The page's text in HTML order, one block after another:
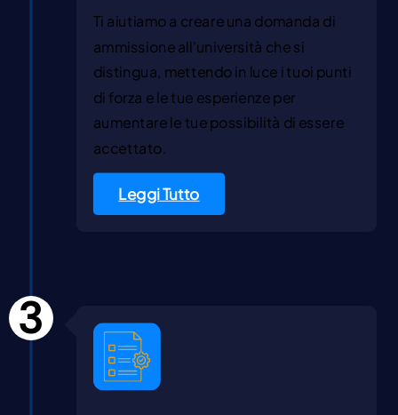
Ti aiutiamo a creare una domanda di
ammissione all'università che si
distingua, mettendo in luce i tuoi punti
di forza e le tue esperienze per
aumentare le tue possibilità di essere
accettato.
Leggi Tutto
3